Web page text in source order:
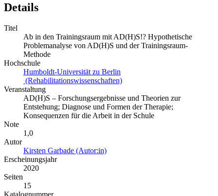
Details
Titel
Ab in den Trainingsraum mit AD(H)S!? Hypothetische
Problemanalyse von AD(H)S und der Trainingsraum-
Methode
Hochschule
Humboldt-Universität zu Berlin
(Rehabilitationswissenschaften)
Veranstaltung
AD(H)S – Forschungsergebnisse und Theorien zur
Entstehung; Diagnose und Formen der Therapie;
Konsequenzen für die Arbeit in der Schule
Note
1,0
Autor
Kirsten Garbade (Autor:in)
Erscheinungsjahr
2020
Seiten
15